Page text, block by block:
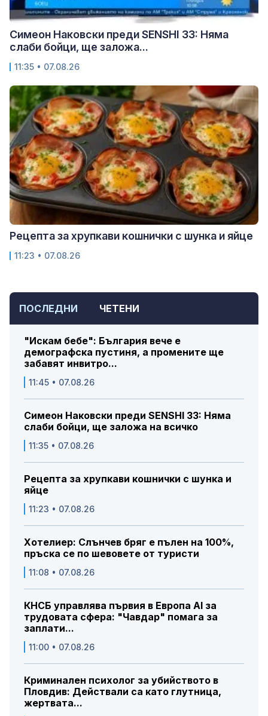
ПОСЛЕДНИ ЧЕТЕНИ
"Искам бебе": България вече е
демографска пустиня, а промените ще
забавят инвитро...
11:45 • 07.08.26
Симеон Наковски преди SENSHI 33: Няма
слаби бойци, ще заложа на всичко
11:35 • 07.08.26
Рецепта за хрупкави кошнички с шунка и
яйце
11:23 • 07.08.26
Хотелиер: Слънчев бряг е пълен на 100%,
пръска се по шевовете от туристи
11:08 • 07.08.26
КНСБ управлява първия в Европа AI за
трудовата сфера: "Чавдар" помага за
заплати...
11:00 • 07.08.26
Криминален психолог за убийството в
Пловдив: Действали са като глутница,
жертвата...
Симеон Наковски преди SENSHI 33: Няма
слаби бойци, ще заложа...
11:35 • 07.08.26
Рецепта за хрупкави кошнички с шунка и яйце
11:23 • 07.08.26